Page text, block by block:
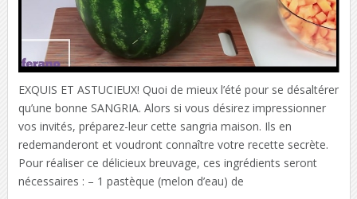
EXQUIS ET ASTUCIEUX! Quoi de mieux l’été pour se désaltérer
qu’une bonne SANGRIA. Alors si vous désirez impressionner
vos invités, préparez-leur cette sangria maison. Ils en
redemanderont et voudront connaître votre recette secrète.
Pour réaliser ce délicieux breuvage, ces ingrédients seront
nécessaires : – 1 pastèque (melon d’eau) de